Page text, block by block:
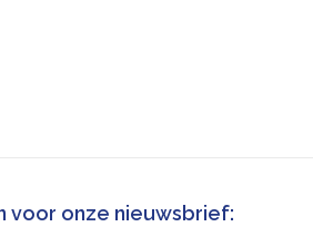
voor onze nieuwsbrief: